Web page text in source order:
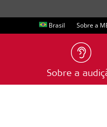
Brasil Sobre a
Sobre a